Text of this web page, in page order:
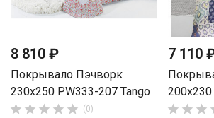
8 810 ₽
Покрывало Пэчворк
230х250 PW333-207 Tango
     (0)
7 110
  